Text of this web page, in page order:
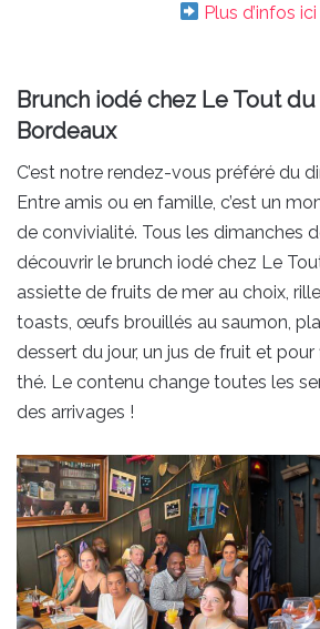
Plus d’infos ici
Brunch iodé chez Le Tout
Bordeaux
C’est notre rendez-vous préféré du
Entre amis ou en famille, c’est un
de convivialité. Tous les dimanches
découvrir le brunch iodé chez Le
assiette de fruits de mer au choix,
toasts, œufs brouillés au saumon,
dessert du jour, un jus de fruit et
thé. Le contenu change toutes les
des arrivages !